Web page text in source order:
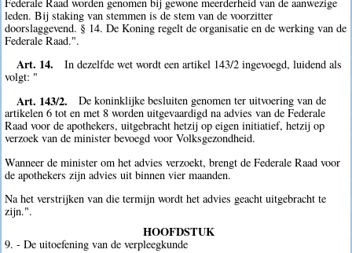
leden. Bij staking van stemmen is de stem van de voorzitter
doorslaggevend. § 14. De Koning regelt de organisatie en de werking van de
Federale Raad.".
Art. 14.
In dezelfde wet wordt een artikel 143/2 ingevoegd, luidend als
volgt: "
Art. 143/2.
De koninklijke besluiten genomen ter uitvoering van de
artikelen 6 tot en met 8 worden uitgevaardigd na advies van de Federale
Raad voor de apothekers, uitgebracht hetzij op eigen initiatief, hetzij op
verzoek van de minister bevoegd voor Volksgezondheid.
Wanneer de minister om het advies verzoekt, brengt de Federale Raad voor
de apothekers zijn advies uit binnen vier maanden.
Na het verstrijken van die termijn wordt het advies geacht uitgebracht te
zijn.".
HOOFDSTUK
9. - De uitoefening van de verpleegkunde